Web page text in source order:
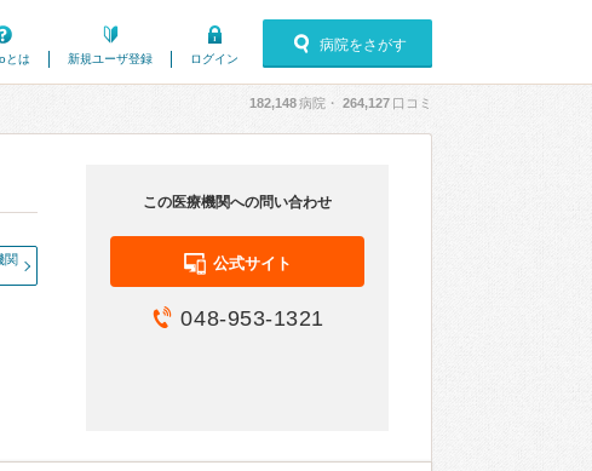
とは
新規ユーザ登録 ログイン
病院をさがす
182,148病院・ 264,127 口コミ
関
この医療機関への問い合わせ
公式サイト
048-953-1321